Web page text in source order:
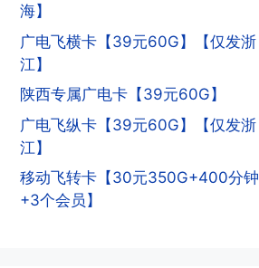
海】
广电飞横卡【39元60G】【仅发浙
江】
陕西专属广电卡【39元60G】
广电飞纵卡【39元60G】【仅发浙
江】
移动飞转卡【30元350G+400分钟
+3个会员】